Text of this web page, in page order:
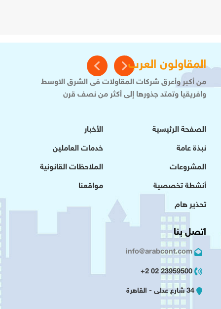
المقاولون العرب
من أكبر وأعرق شركات المقاولات فى الشرق الاوسط
وافريقيا وتمتد جذورها إلى أكثر من نصف قرن
الصفحة الرئيسية
نبذة عامة
المشروعات
أنشطة تخصصية
تحذير هام
الأخبار
خدمات العاملين
الملاحظات القانونية
مواقعنا
اتصل بنا
info@arabcont.com
23959500 02 2+
34 شارع عدلى - القاهرة